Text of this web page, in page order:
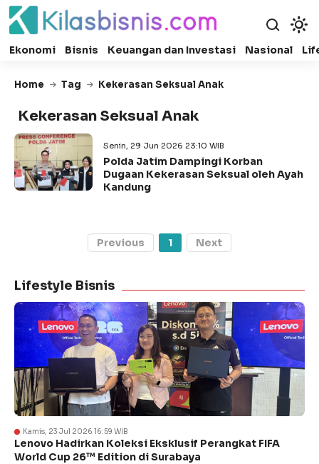
Ekonomi Bisnis Keuangan dan Investasi Nasional
Home Tag Kekerasan Seksual Anak
Kekerasan Seksual Anak
Senin, 29 Jun 2026 23:10 WIB
Polda Jatim Dampingi Korban
Dugaan Kekerasan Seksual oleh Ayah
Kandung
Previous 1 Next
Lifestyle Bisnis
Kamis, 23 Jul 2026 16:59 WIB
Lenovo Hadirkan Koleksi Eksklusif Perangkat FIFA
World Cup 26™ Edition di Surabaya